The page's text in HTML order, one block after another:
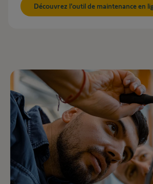
Découvrez l’outil de maintenance en